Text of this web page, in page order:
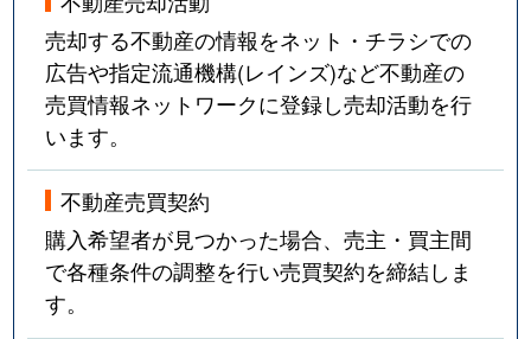
売却する不動産の情報をネット・チラシでの
広告や指定流通機構(レインズ)など不動産の
売買情報ネットワークに登録し売却活動を行
います。
不動産売買契約
購入希望者が見つかった場合、売主・買主間
で各種条件の調整を行い売買契約を締結しま
す。